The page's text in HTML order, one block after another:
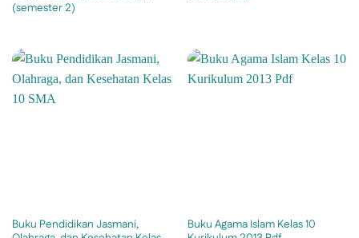
(semester 2)
Buku Pendidikan Jasmani,
Buku Agama Islam Kelas 10